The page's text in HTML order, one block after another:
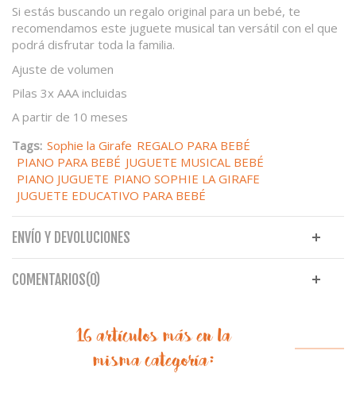
Si estás buscando un regalo original para un bebé, te
recomendamos este juguete musical tan versátil con el que
podrá disfrutar toda la familia.
Ajuste de volumen
Pilas 3x AAA incluidas
A partir de 10 meses
Tags: Sophie la Girafe REGALO PARA BEBÉ
PIANO PARA BEBÉ JUGUETE MUSICAL BEBÉ
PIANO JUGUETE PIANO SOPHIE LA GIRAFE
JUGUETE EDUCATIVO PARA BEBÉ
ENVÍO Y DEVOLUCIONES
COMENTARIOS(0)
16 artículos más en la
misma categoría: